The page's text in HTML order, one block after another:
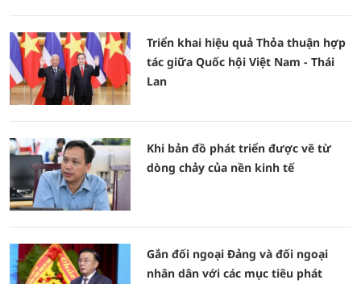
Triển khai hiệu quả Thỏa thuận hợp
tác giữa Quốc hội Việt Nam - Thái
Lan
Khi bản đồ phát triển được vẽ từ
dòng chảy của nền kinh tế
Gắn đối ngoại Đảng và đối ngoại
nhân dân với các mục tiêu phát